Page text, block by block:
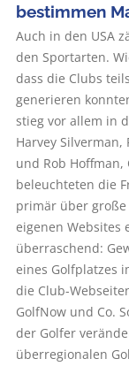
bestimmen
Auch in den USA
den Sportarten.
dass die Clubs
generieren
stieg vor allem in
Harvey
und Rob
beleuchteten die
primär über
eigenen Websites
überraschend:
eines Golfplatzes
die Club-
GolfNow und Co.
der Golfer
überregionalen